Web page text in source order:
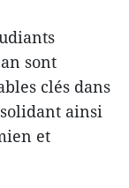
sont
clés dans
ainsi
et